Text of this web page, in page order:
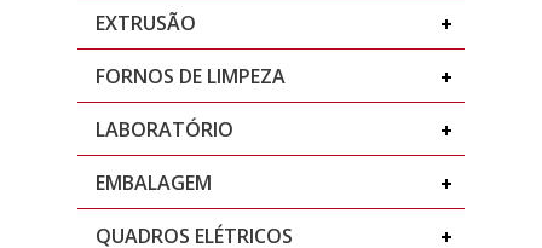
EXTRUSÃO
FORNOS DE LIMPEZA
LABORATÓRIO
EMBALAGEM
QUADROS ELÉTRICOS